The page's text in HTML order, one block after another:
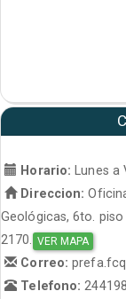
Horario: Lunes a
Direccion:
Geológicas, 6to.
2170. VER MAPA
Correo:
Telefono: